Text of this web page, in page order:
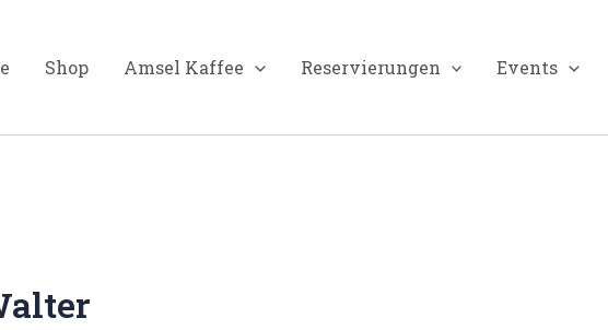
Shop Amsel Kaffee Reservierungen Events